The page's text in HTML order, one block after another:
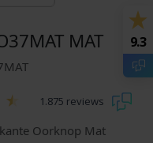
MAT
1.875 reviews
Oorknop Mat
9.3